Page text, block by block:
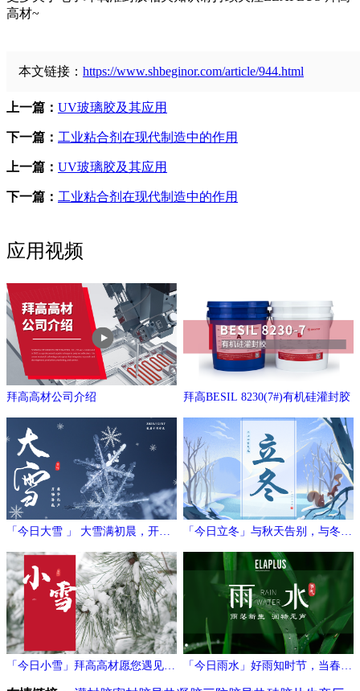
高材~
本文链接： https://www.shbeginor.com/article/944.html
上一篇： UV玻璃胶及其应用
下一篇： 工业粘合剂在现代制造中的作用
上一篇： UV玻璃胶及其应用
下一篇： 工业粘合剂在现代制造中的作用
应用视频
拜高高材公司介绍 拜高BESIL 8230(7#)有机硅灌封胶
「今日大雪 」 大雪满初晨，开门
万象新
「今日立冬」与秋天告别，与冬日
相拥
「今日小雪」拜高高材愿您遇见冬
「今日雨水」好雨知时节，当春乃